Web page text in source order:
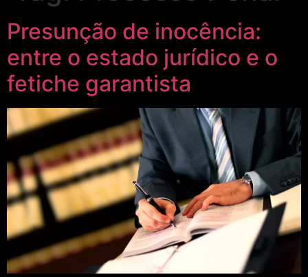
Presunção de inocência:
entre o estado jurídico e o
fetiche garantista